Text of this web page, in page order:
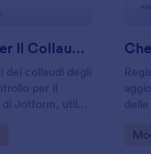
Lista Di Controllo Per Il Collaudo Elettrico
dei collaudi degli
per il
Jotform, utile
Go